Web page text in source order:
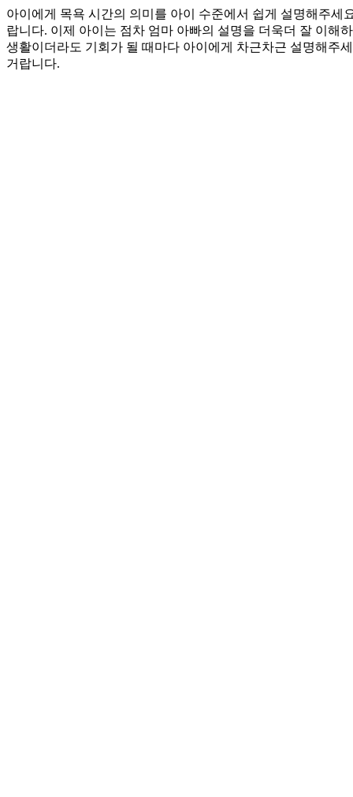
아이에게 목욕 시간의 의미를 아이 수준에서 쉽게 설명해주
랍니다. 이제 아이는 점차 엄마 아빠의 설명을 더욱더 잘 이해
생활이더라도 기회가 될 때마다 아이에게 차근차근 설명해주
거랍니다.